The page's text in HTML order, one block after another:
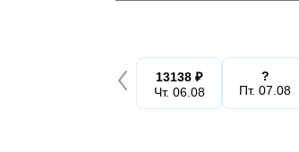
13138 ₽
Чт. 06.08
?
Пт. 07.08